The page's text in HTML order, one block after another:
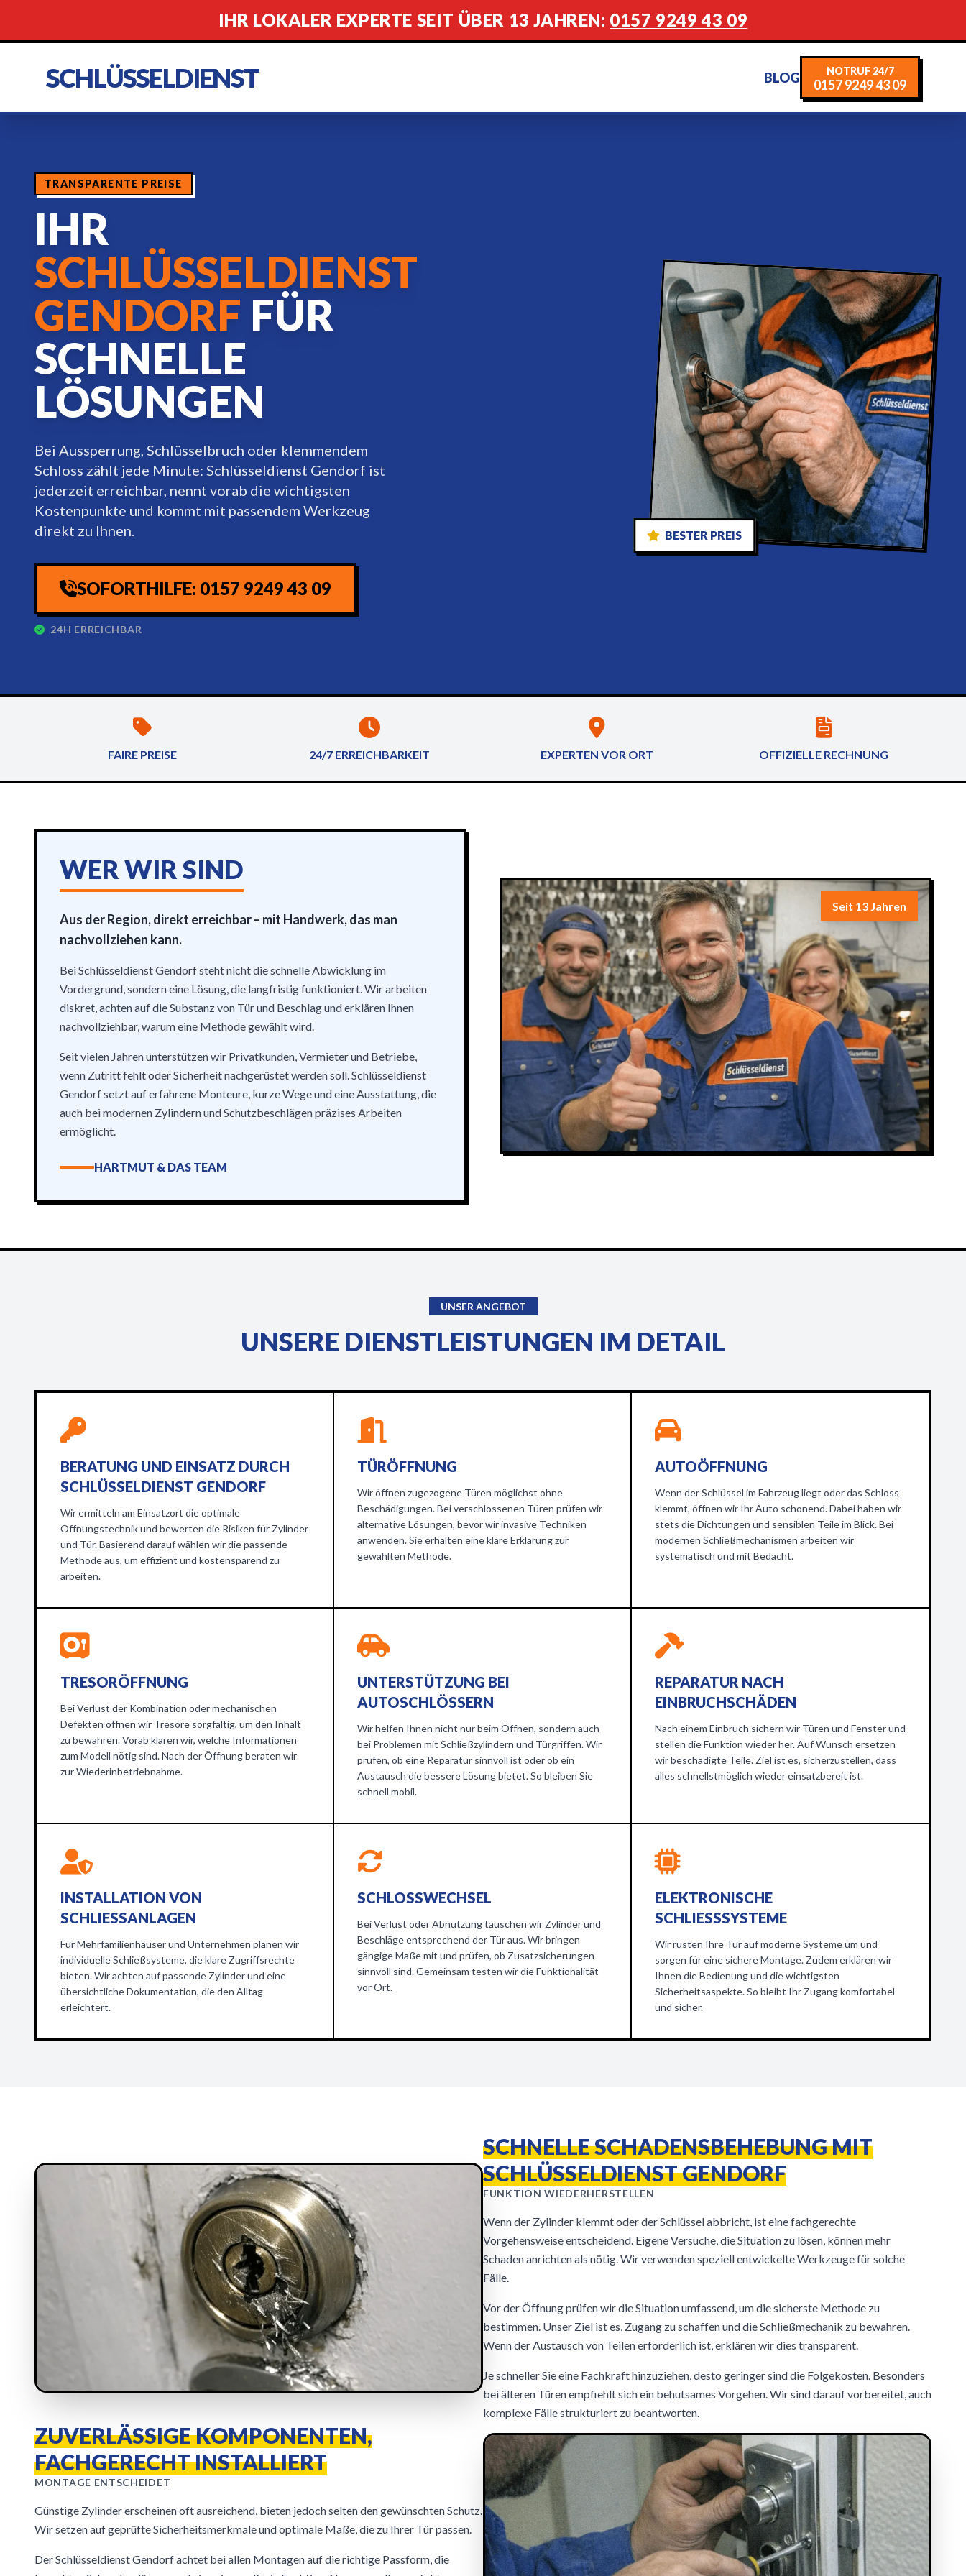
IHR LOKALER EXPERTE SEIT ÜBER 13 JAHREN: 0157 9249 43 09
SCHLÜSSELDIENST BLOG NOTRUF 24/7
0157 9249 43 09
TRANSPARENTE PREISE
IHR
SCHLÜSSELDIENST
GENDORF FÜR
SCHNELLE
LÖSUNGEN
Bei Aussperrung, Schlüsselbruch oder klemmendem
Schloss zählt jede Minute: Schlüsseldienst Gendorf ist
jederzeit erreichbar, nennt vorab die wichtigsten
Kostenpunkte und kommt mit passendem Werkzeug
direkt zu Ihnen.
SOFORTHILFE: 0157 9249 43 09
24H ERREICHBAR
BESTER PREIS
FAIRE PREISE 24/7 ERREICHBARKEIT EXPERTEN VOR ORT OFFIZIELLE RECHNUNG
WER WIR SIND
Aus der Region, direkt erreichbar – mit Handwerk, das man
nachvollziehen kann.
Bei Schlüsseldienst Gendorf steht nicht die schnelle Abwicklung im
Vordergrund, sondern eine Lösung, die langfristig funktioniert. Wir arbeiten
diskret, achten auf die Substanz von Tür und Beschlag und erklären Ihnen
nachvollziehbar, warum eine Methode gewählt wird.
Seit vielen Jahren unterstützen wir Privatkunden, Vermieter und Betriebe,
wenn Zutritt fehlt oder Sicherheit nachgerüstet werden soll. Schlüsseldienst
Gendorf setzt auf erfahrene Monteure, kurze Wege und eine Ausstattung, die
auch bei modernen Zylindern und Schutzbeschlägen präzises Arbeiten
ermöglicht.
HARTMUT & DAS TEAM
Seit 13 Jahren
UNSER ANGEBOT
UNSERE DIENSTLEISTUNGEN IM DETAIL
BERATUNG UND EINSATZ DURCH
SCHLÜSSELDIENST GENDORF
Wir ermitteln am Einsatzort die optimale
Öffnungstechnik und bewerten die Risiken für Zylinder
und Tür. Basierend darauf wählen wir die passende
Methode aus, um effizient und kostensparend zu
arbeiten.
TÜRÖFFNUNG
Wir öffnen zugezogene Türen möglichst ohne
Beschädigungen. Bei verschlossenen Türen prüfen wir
alternative Lösungen, bevor wir invasive Techniken
anwenden. Sie erhalten eine klare Erklärung zur
gewählten Methode.
AUTOÖFFNUNG
Wenn der Schlüssel im Fahrzeug liegt oder das Schloss
klemmt, öffnen wir Ihr Auto schonend. Dabei haben wir
stets die Dichtungen und sensiblen Teile im Blick. Bei
modernen Schließmechanismen arbeiten wir
systematisch und mit Bedacht.
TRESORÖFFNUNG
Bei Verlust der Kombination oder mechanischen
Defekten öffnen wir Tresore sorgfältig, um den Inhalt
zu bewahren. Vorab klären wir, welche Informationen
zum Modell nötig sind. Nach der Öffnung beraten wir
zur Wiederinbetriebnahme.
UNTERSTÜTZUNG BEI
AUTOSCHLÖSSERN
Wir helfen Ihnen nicht nur beim Öffnen, sondern auch
bei Problemen mit Schließzylindern und Türgriffen. Wir
prüfen, ob eine Reparatur sinnvoll ist oder ob ein
Austausch die bessere Lösung bietet. So bleiben Sie
schnell mobil.
REPARATUR NACH
EINBRUCHSCHÄDEN
Nach einem Einbruch sichern wir Türen und Fenster und
stellen die Funktion wieder her. Auf Wunsch ersetzen
wir beschädigte Teile. Ziel ist es, sicherzustellen, dass
alles schnellstmöglich wieder einsatzbereit ist.
INSTALLATION VON
SCHLIESSANLAGEN
Für Mehrfamilienhäuser und Unternehmen planen wir
individuelle Schließsysteme, die klare Zugriffsrechte
bieten. Wir achten auf passende Zylinder und eine
übersichtliche Dokumentation, die den Alltag
erleichtert.
SCHLOSSWECHSEL
Bei Verlust oder Abnutzung tauschen wir Zylinder und
Beschläge entsprechend der Tür aus. Wir bringen
gängige Maße mit und prüfen, ob Zusatzsicherungen
sinnvoll sind. Gemeinsam testen wir die Funktionalität
vor Ort.
ELEKTRONISCHE
SCHLIESSSYSTEME
Wir rüsten Ihre Tür auf moderne Systeme um und
sorgen für eine sichere Montage. Zudem erklären wir
Ihnen die Bedienung und die wichtigsten
Sicherheitsaspekte. So bleibt Ihr Zugang komfortabel
und sicher.
SCHNELLE SCHADENSBEHEBUNG MIT
SCHLÜSSELDIENST GENDORF
FUNKTION WIEDERHERSTELLEN
Wenn der Zylinder klemmt oder der Schlüssel abbricht, ist eine fachgerechte
Vorgehensweise entscheidend. Eigene Versuche, die Situation zu lösen, können mehr
Schaden anrichten als nötig. Wir verwenden speziell entwickelte Werkzeuge für solche
Fälle.
Vor der Öffnung prüfen wir die Situation umfassend, um die sicherste Methode zu
bestimmen. Unser Ziel ist es, Zugang zu schaffen und die Schließmechanik zu bewahren.
Wenn der Austausch von Teilen erforderlich ist, erklären wir dies transparent.
Je schneller Sie eine Fachkraft hinzuziehen, desto geringer sind die Folgekosten. Besonders
bei älteren Türen empfiehlt sich ein behutsames Vorgehen. Wir sind darauf vorbereitet, auch
komplexe Fälle strukturiert zu beantworten.
ZUVERLÄSSIGE KOMPONENTEN,
FACHGERECHT INSTALLIERT
MONTAGE ENTSCHEIDET
Günstige Zylinder erscheinen oft ausreichend, bieten jedoch selten den gewünschten Schutz.
Wir setzen auf geprüfte Sicherheitsmerkmale und optimale Maße, die zu Ihrer Tür passen.
Der Schlüsseldienst Gendorf achtet bei allen Montagen auf die richtige Passform, die